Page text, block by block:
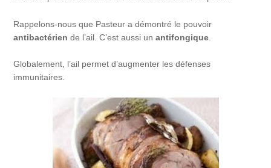
Rappelons-nous que Pasteur a démontré le pouvoir
antibactérien de l’ail. C’est aussi unantifongique
Globalement, l’ail permet d’augmenter les défenses
immunitaires.